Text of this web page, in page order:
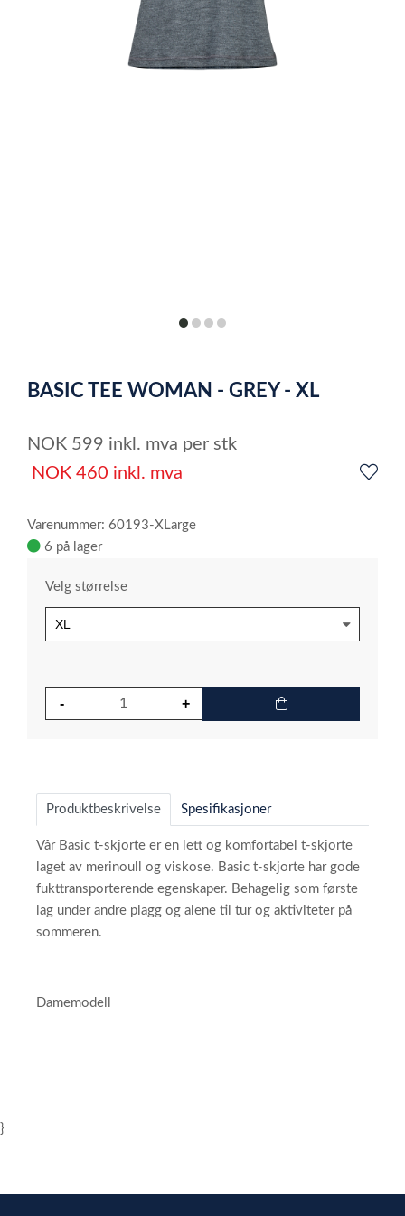
itemitemitemitem
of
BASIC TEE WOMAN - GREY - XL
NOK 599 inkl. mva per stk
NOK 460 inkl. mva
Varenummer: 60193-XLarge
6 på lager
Velg størrelse
Produktbeskrivelse Spesifikasjoner
Vår Basic t-skjorte er en lett og komfortabel t-skjorte
laget av merinoull og viskose. Basic t-skjorte har gode
fukttransporterende egenskaper. Behagelig som første
lag under andre plagg og alene til tur og aktiviteter på
sommeren.
Damemodell
}